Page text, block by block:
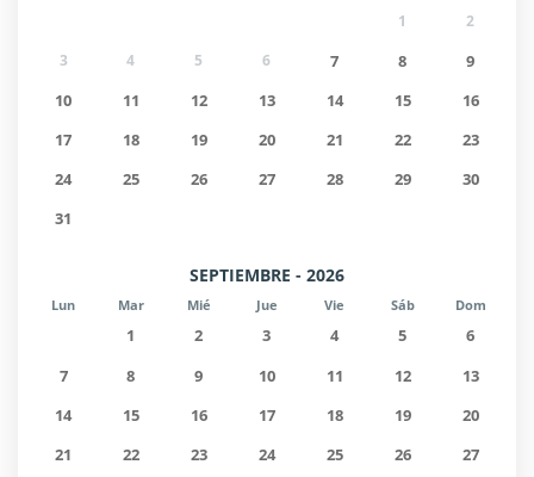
1
2
3
4 5 6 7 8
9
10
11 12 13 14 15
16
17
18 19 20 21 22
23
24
25 26 27 28 29
30
31
SEPTIEMBRE - 2026
Lun Mar Mié Jue Vie Sáb Dom
1 2 3 4 5
6
7
8 9 10 11 12
13
14
15 16 17 18 19
20
21
22 23 24 25 26
27